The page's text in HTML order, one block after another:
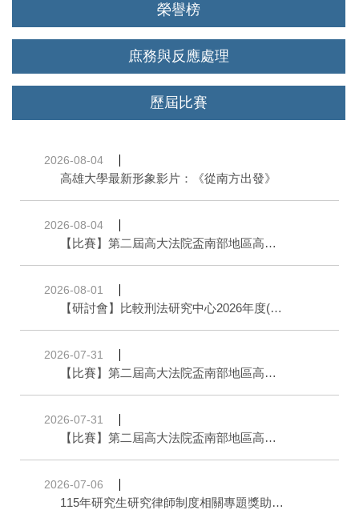
榮譽榜
庶務與反應處理
歷屆比賽
2026-08-04
高雄大學最新形象影片：《從南方出發》
2026-08-04
【比賽】第二屆高大法院盃南部地區高中職辯論賽 | 大會提醒
2026-08-01
【研討會】比較刑法研究中心2026年度(第四屆)暨高大刑事法學講座系列(19)/信華法律管理講座系列(25)
2026-07-31
【比賽】第二屆高大法院盃南部地區高中職辯論賽 | 辯題說明公告
2026-07-31
【比賽】第二屆高大法院盃南部地區高中職辯論賽 | 大會公告
2026-07-06
115年研究生研究律師制度相關專題獎助金開放申請